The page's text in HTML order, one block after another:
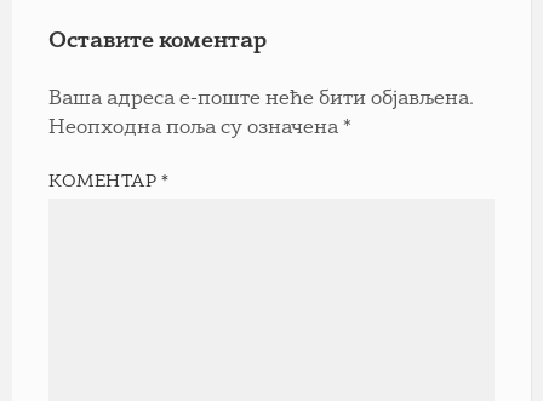
Оставите коментар
Ваша адреса е-поште неће бити објављена.
Неопходна поља су означена *
КОМЕНТАР*